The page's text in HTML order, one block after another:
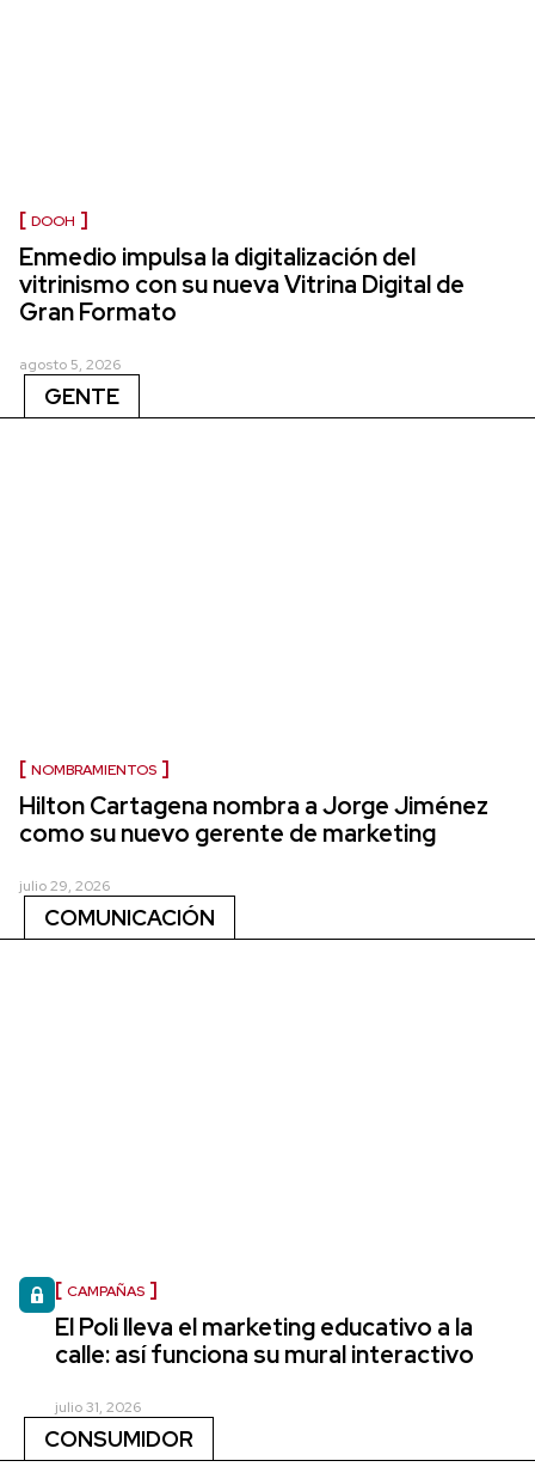
DOOH
Enmedio impulsa la digitalización del
vitrinismo con su nueva Vitrina Digital de
Gran Formato
agosto 5, 2026
GENTE
NOMBRAMIENTOS
Hilton Cartagena nombra a Jorge Jiménez
como su nuevo gerente de marketing
julio 29, 2026
COMUNICACIÓN
CAMPAÑAS
El Poli lleva el marketing educativo a la
calle: así funciona su mural interactivo
julio 31, 2026
CONSUMIDOR